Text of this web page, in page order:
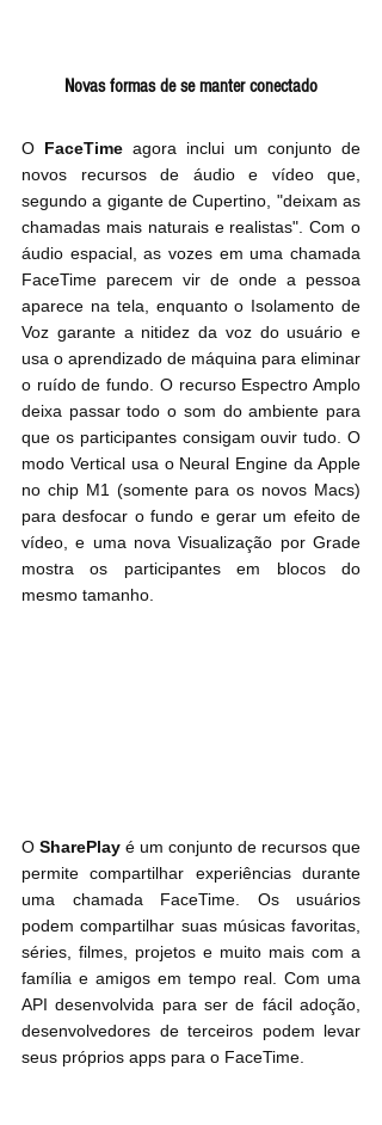
Novas formas de se manter conectado
O FaceTime agora inclui um conjunto de
novos recursos de áudio e vídeo que,
segundo a gigante de Cupertino, "deixam as
chamadas mais naturais e realistas". Com o
áudio espacial, as vozes em uma chamada
FaceTime parecem vir de onde a pessoa
aparece na tela, enquanto o Isolamento de
Voz garante a nitidez da voz do usuário e
usa o aprendizado de máquina para eliminar
o ruído de fundo. O recurso Espectro Amplo
deixa passar todo o som do ambiente para
que os participantes consigam ouvir tudo. O
modo Vertical usa o Neural Engine da Apple
no chip M1 (somente para os novos Macs)
para desfocar o fundo e gerar um efeito de
vídeo, e uma nova Visualização por Grade
mostra os participantes em blocos do
mesmo tamanho.
O SharePlay é um conjunto de recursos que
permite compartilhar experiências durante
uma chamada FaceTime. Os usuários
podem compartilhar suas músicas favoritas,
séries, filmes, projetos e muito mais com a
família e amigos em tempo real. Com uma
API desenvolvida para ser de fácil adoção,
desenvolvedores de terceiros podem levar
seus próprios apps para o FaceTime.